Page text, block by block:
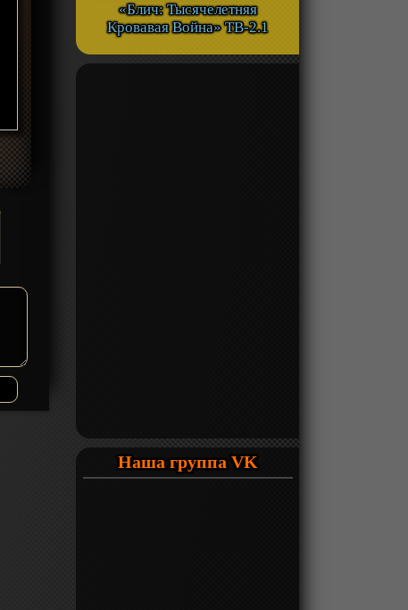
«Блич: Тысячелетняя
Кровавая Война» ТВ-2.1
Наша группа VK